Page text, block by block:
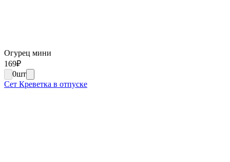
Огурец мини
169₽
0шт
Сет Креветка в отпуске